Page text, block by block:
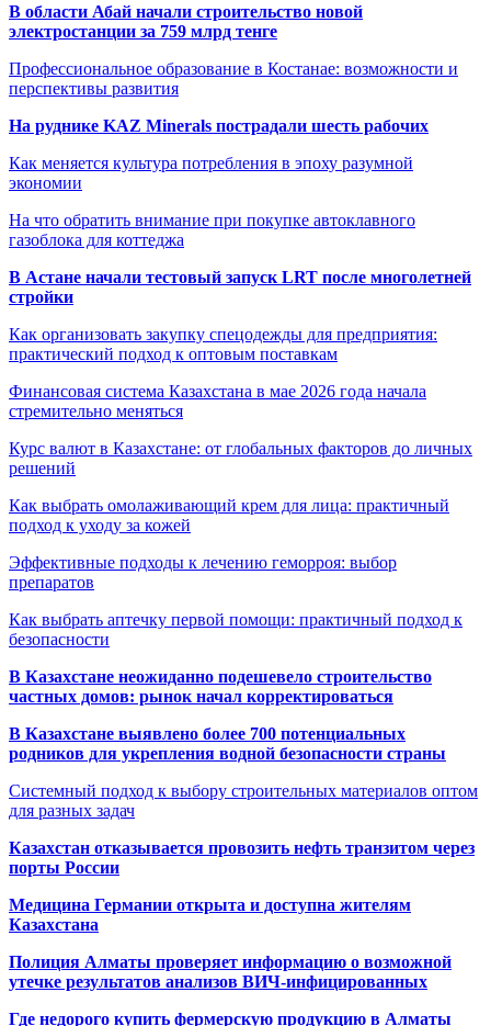
В области Абай начали строительство новой
электростанции за 759 млрд тенге
Профессиональное образование в Костанае: возможности и
перспективы развития
На руднике KAZ Minerals пострадали шесть рабочих
Как меняется культура потребления в эпоху разумной
экономии
На что обратить внимание при покупке автоклавного
газоблока для коттеджа
В Астане начали тестовый запуск LRT после многолетней
стройки
Как организовать закупку спецодежды для предприятия:
практический подход к оптовым поставкам
Финансовая система Казахстана в мае 2026 года начала
стремительно меняться
Курс валют в Казахстане: от глобальных факторов до личных
решений
Как выбрать омолаживающий крем для лица: практичный
подход к уходу за кожей
Эффективные подходы к лечению геморроя: выбор
препаратов
Как выбрать аптечку первой помощи: практичный подход к
безопасности
В Казахстане неожиданно подешевело строительство
частных домов: рынок начал корректироваться
В Казахстане выявлено более 700 потенциальных
родников для укрепления водной безопасности страны
Системный подход к выбору строительных материалов оптом
для разных задач
Казахстан отказывается провозить нефть транзитом через
порты России
Медицина Германии открыта и доступна жителям
Казахстана
Полиция Алматы проверяет информацию о возможной
утечке результатов анализов ВИЧ-инфицированных
Где недорого купить фермерскую продукцию в Алматы